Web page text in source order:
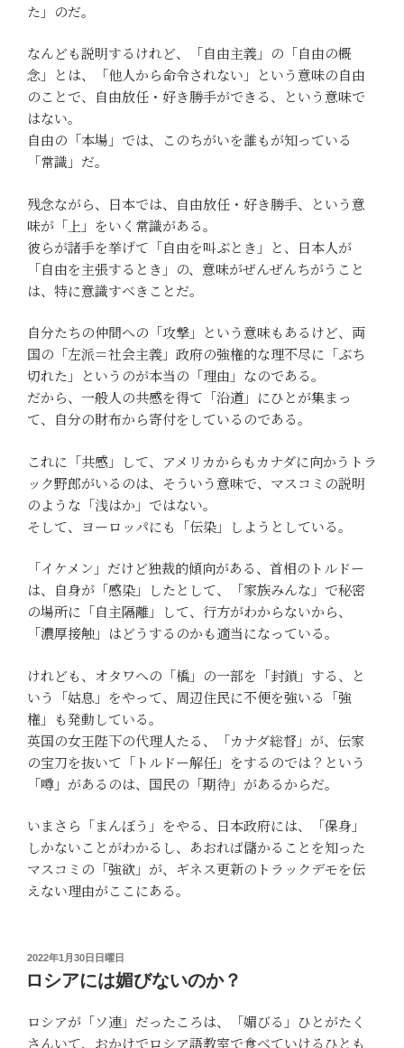
た」のだ。
なんども説明するけれど、「自由主義」の「自由の概
念」とは、「他人から命令されない」という意味の自由
のことで、自由放任・好き勝手ができる、という意味で
はない。
自由の「本場」では、このちがいを誰もが知っている
「常識」だ。
残念ながら、日本では、自由放任・好き勝手、という意
味が「上」をいく常識がある。
彼らが諸手を挙げて「自由を叫ぶとき」と、日本人が
「自由を主張するとき」の、意味がぜんぜんちがうこと
は、特に意識すべきことだ。
自分たちの仲間への「攻撃」という意味もあるけど、両
国の「左派＝社会主義」政府の強権的な理不尽に「ぶち
切れた」というのが本当の「理由」なのである。
だから、一般人の共感を得て「沿道」にひとが集まっ
て、自分の財布から寄付をしているのである。
これに「共感」して、アメリカからもカナダに向かうトラ
ック野郎がいるのは、そういう意味で、マスコミの説明
のような「浅はか」ではない。
そして、ヨーロッパにも「伝染」しようとしている。
「イケメン」だけど独裁的傾向がある、首相のトルドー
は、自身が「感染」したとして、「家族みんな」で秘密
の場所に「自主隔離」して、行方がわからないから、
「濃厚接触」はどうするのかも適当になっている。
けれども、オタワへの「橋」の一部を「封鎖」する、と
いう「姑息」をやって、周辺住民に不便を強いる「強
権」も発動している。
英国の女王陛下の代理人たる、「カナダ総督」が、伝家
の宝刀を抜いて「トルドー解任」をするのでは？という
「噂」があるのは、国民の「期待」があるからだ。
いまさら「まんぼう」をやる、日本政府には、「保身」
しかないことがわかるし、あおれば儲かることを知った
マスコミの「強欲」が、ギネス更新のトラックデモを伝
えない理由がここにある。
投
稿
日:
2022年1月30日日曜日
ロシアには媚びないのか？
ロシアが「ソ連」だったころは、「媚びる」ひとがたく
さんいて、おかけでロシア語教室で食べていけるひとも